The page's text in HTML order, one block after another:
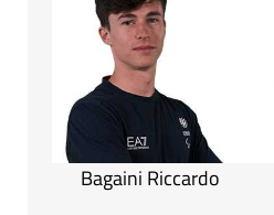
Bagaini Riccardo